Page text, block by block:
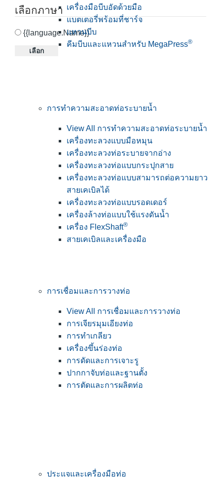
เลือกภาษา
{{language.Name}}
เลือก
เครื่องมือบีบอัดด้วยมือ
แบตเตอรี่พร้อมที่ชาร์จ
แหวนบีบ
คีมบีบและแหวนสำหรับ MegaPress®
การทำความสะอาดท่อระบายน้ำ
View All การทำความสะอาดท่อระบายน้ำ
เครื่องทะลวงแบบมือหมุน
เครื่องทะลวงท่อระบายจากอ่าง
เครื่องทะลวงท่อแบบกระปุกสาย
เครื่องทะลวงท่อแบบสามารถต่อความยาว
สายเคเบิลได้
เครื่องทะลวงท่อแบบรอดเดอร์
เครื่องล้างท่อแบบใช้แรงดันน้ำ
เครื่อง FlexShaft®
สายเคเบิลและเครื่องมือ
การเชื่อมและการวางท่อ
View All การเชื่อมและการวางท่อ
การเจียรมุมเอียงท่อ
การทำเกลียว
เครื่องขึ้นร่องท่อ
การดัดและการเจาะรู
ปากกาจับท่อและฐานตั้ง
การตัดและการผลิตท่อ
ประแจและเครื่องมือท่อ